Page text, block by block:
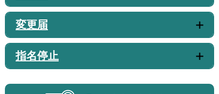
変更届
指名停止